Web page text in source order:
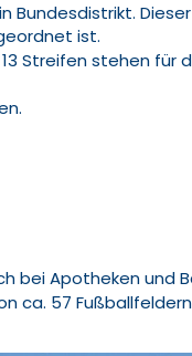
Bundesdistrikt.
ist.
Streifen stehen für
bei Apotheken und
ca. 57